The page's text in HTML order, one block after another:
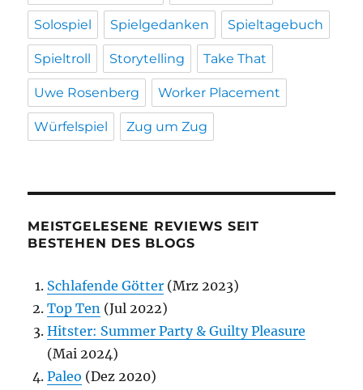
Solospiel Spielgedanken Spieltagebuch
Spieltroll Storytelling Take That
Uwe Rosenberg Worker Placement
Würfelspiel Zug um Zug
MEISTGELESENE REVIEWS SEIT
BESTEHEN DES BLOGS
Schlafende Götter (Mrz 2023)
Top Ten (Jul 2022)
Hitster: Summer Party & Guilty Pleasure
(Mai 2024)
Paleo (Dez 2020)